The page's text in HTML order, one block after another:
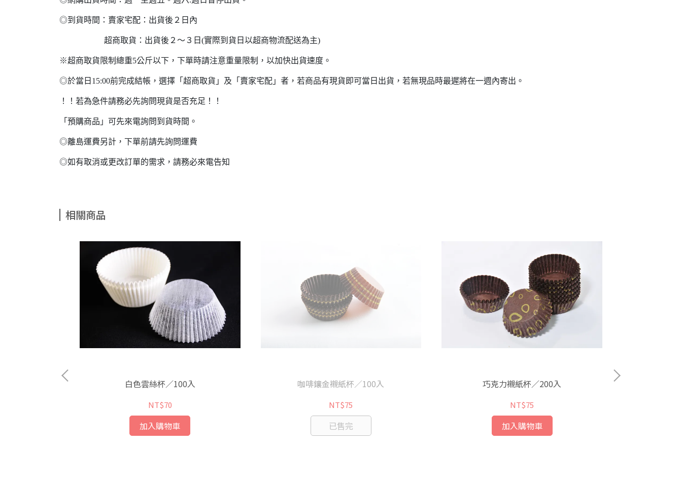
◎到貨時間：賣家宅配：出貨後２日內
超商取貨：出貨後２～３日(實際到貨日以超商物流配送為主)
※超商取貨限制總重5公斤以下，下單時請注意重量限制，以加快出貨速度。
◎於當日15:00前完成結帳，選擇「超商取貨」及「賣家宅配」者，若商品有現貨即可當日出貨，若無現品時最遲將在一週內寄出。
！！若為急件請務必先詢問現貨是否充足！！
「預購商品」可先來電詢問到貨時間。
◎離島運費另計，下單前請先詢問運費
◎如有取消或更改訂單的需求，請務必來電告知
相關商品
白色雲絲杯／100入
NT$70
加入購物車
咖啡鑲金襯紙杯／100入
NT$75
已售完
巧克力襯紙杯／200入
NT$75
加入購物車